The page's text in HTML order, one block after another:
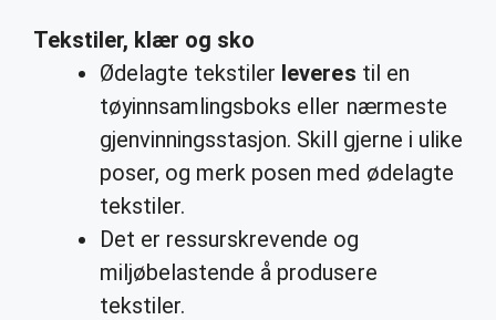
Tekstiler, klær og sko
Ødelagte tekstiler leveres til en
tøyinnsamlingsboks eller nærmeste
gjenvinningsstasjon. Skill gjerne i ulike
poser, og merk posen med ødelagte
tekstiler.
Det er ressurskrevende og
miljøbelastende å produsere
tekstiler.